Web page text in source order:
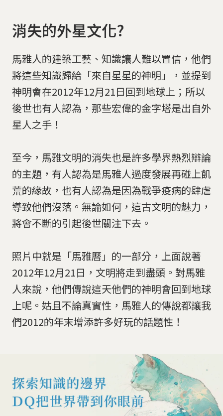
消失的外星文化?
馬雅人的建築工藝、知識讓人難以置信，他們
將這些知識歸給「來自星星的神明」，並提到
神明會在2012年12月21日回到地球上；所以
後世也有人認為，那些宏偉的金字塔是出自外
星人之手！
至今，馬雅文明的消失也是許多學界熱烈辯論
的主題，有人認為是馬雅人過度發展再碰上飢
荒的緣故，也有人認為是因為戰爭疫病的肆虐
導致他們沒落。無論如何，這古文明的魅力，
將會不斷的引起後世關注下去。
照片中就是「馬雅曆」的一部分，上面說著
2012年12月21日，文明將走到盡頭。對馬雅
人來說，他們傳說這天他們的神明會回到地球
上呢。姑且不論真實性，馬雅人的傳說都讓我
們2012的年末增添許多好玩的話題性！